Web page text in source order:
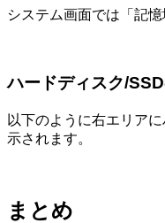
システム画面では「記憶
ハードディスク/
以下のように右エリア
示されます。
まとめ